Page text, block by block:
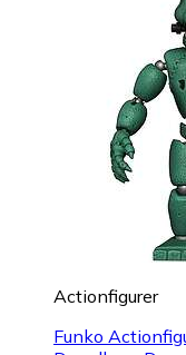
Actionfigurer
Funko